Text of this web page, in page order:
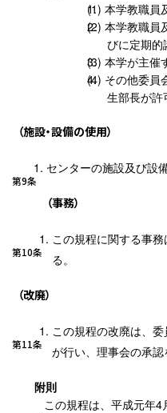
本学教職員
本学教職員
びに定期的
本学が主催
その他委員
生部長が許
（施設・設備の使用）
第9条
センターの施設及び設
（事務）
第10条
この規程に関する事
る。
（改廃）
第11条
この規程の改廃は、
が行い、理事会の承認
附則
この規程は、平成元年4